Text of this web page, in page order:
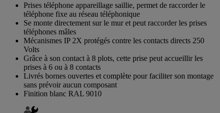
Prises téléphone appareillage saillie, permet de raccorder le
téléphone fixe au réseau téléphonique
Se monte directement sur le mur et peut raccorder les prises
téléphones mâles
Mécanismes IP 2X protégés contre les contacts directs 250
Volts
Grâce à son contact à 8 plots, cette prise peut accueillir les
prises à 6 ou à 8 contacts
Livrés bornes ouvertes et complète pour faciliter son montage
sans prévoir aucun composant
Finition blanc RAL 9010